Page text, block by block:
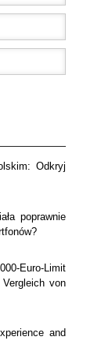
Odkryj
poprawnie
Euro-Limit
von
and